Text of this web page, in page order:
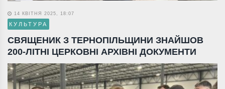
14 КВІТНЯ 2025, 18:07
КУЛЬТУРА
СВЯЩЕНИК З ТЕРНОПІЛЬЩИНИ ЗНАЙШОВ
200-ЛІТНІ ЦЕРКОВНІ АРХІВНІ ДОКУМЕНТИ